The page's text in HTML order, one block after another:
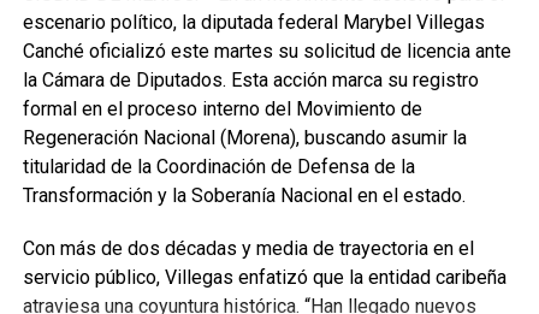
escenario político, la diputada federal Marybel Villegas
Canché oficializó este martes su solicitud de licencia ante
la Cámara de Diputados. Esta acción marca su registro
formal en el proceso interno del Movimiento de
Regeneración Nacional (Morena), buscando asumir la
titularidad de la Coordinación de Defensa de la
Transformación y la Soberanía Nacional en el estado.
Con más de dos décadas y media de trayectoria en el
servicio público, Villegas enfatizó que la entidad caribeña
atraviesa una coyuntura histórica. “Han llegado nuevos